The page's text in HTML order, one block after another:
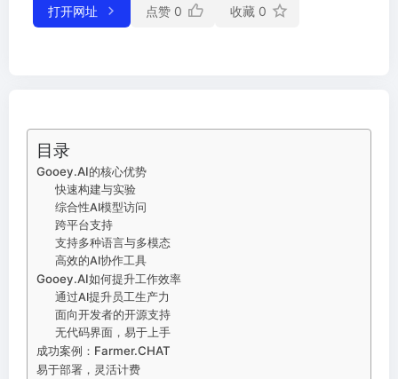
打开网址 点赞 0 收藏 0
目录
Gooey.AI的核心优势
快速构建与实验
综合性AI模型访问
跨平台支持
支持多种语言与多模态
高效的AI协作工具
Gooey.AI如何提升工作效率
通过AI提升员工生产力
面向开发者的开源支持
无代码界面，易于上手
成功案例：Farmer.CHAT
易于部署，灵活计费